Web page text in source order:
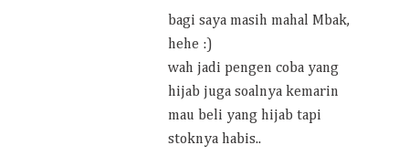
bagi saya masih mahal Mbak,
hehe :)
wah jadi pengen coba yang
hijab juga soalnya kemarin
mau beli yang hijab tapi
stoknya habis..